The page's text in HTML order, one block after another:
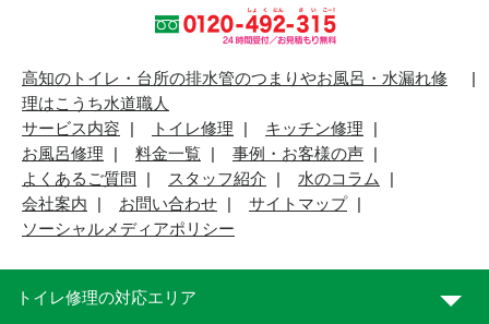
高知のトイレ・台所の排水管のつまりやお風呂・水漏れ修
理はこうち水道職人
サービス内容
トイレ修理
キッチン修理
お風呂修理
料金一覧
事例・お客様の声
よくあるご質問
スタッフ紹介
水のコラム
会社案内
お問い合わせ
サイトマップ
ソーシャルメディアポリシー
トイレ修理の対応エリア